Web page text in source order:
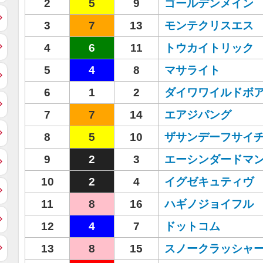
2 5 9
ゴールデンメイン
3
7 13
モンテクリスエス
4
6 11
トウカイトリック
5
4 8
マサライト
6
1 2
ダイワワイルドボ
7
7 14
エアジパング
8
5 10
ザサンデーフサイ
9
2 3
エーシンダードマ
10
2 4
イグゼキュティヴ
11
8 16
ハギノジョイフル
12
4 7
ドットコム
13
8 15 スノークラッシャ